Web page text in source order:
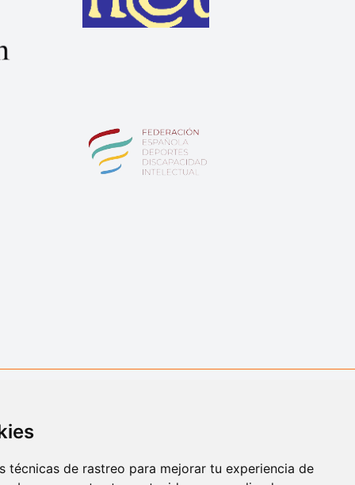
técnicas de rastreo para mejorar tu experiencia de